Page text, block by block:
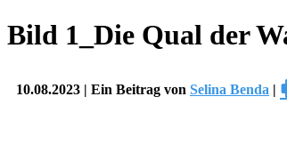
Bild 1_Die Qual der
10.08.2023 | Ein Beitrag von Selina Benda |